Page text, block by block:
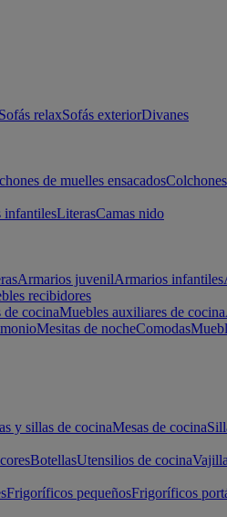
Sofás relaxSofás exteriorDivanes
de muelles ensacados
infantilesLiterasCamas nido
Armarios juvenilArmarios infantiles
recibidores
de cocinaMuebles auxiliares de cocina
Mesitas de nocheComodas
y sillas de cocinaMesas de cocina
BotellasUtensilios de cocinaVajilla
Frigoríficos pequeñosFrigoríficos